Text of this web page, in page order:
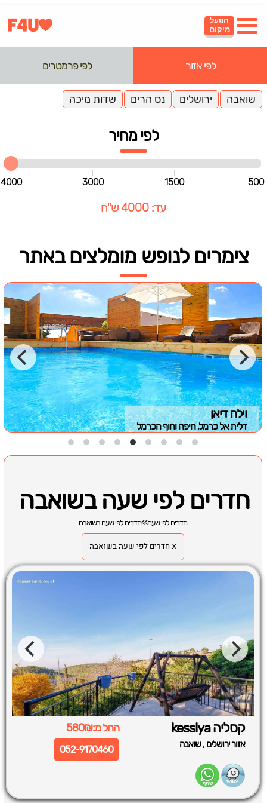
הפעל
מיקום
לפי אזור לפי פרמטרים
שואבה ירושלים נס הרים שדות מיכה
לפי מחיר
500
1500
3000
4000
עד: 4000 ש"ח
צימרים לנופש מומלצים באתר
וילה דיאן
דלית אל כרמל, חיפה וחוף הכרמל
חדרים לפי שעה בשואבה
חדרים לפי שעה>>חדרים לפי שעה בשואבה
X חדרים לפי שעה בשואבה
קסליה kesslya החל מ:580₪
אזור ירושלים ,שואבה 052-9170460